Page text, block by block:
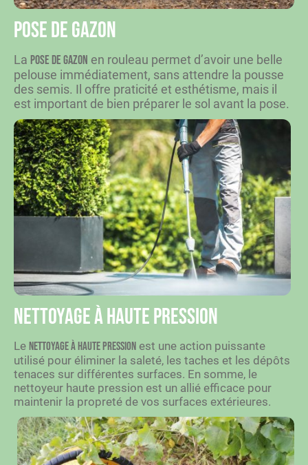
Pose de gazon
La pose de gazon en rouleau permet d’avoir une belle
pelouse immédiatement, sans attendre la pousse
des semis. Il offre praticité et esthétisme, mais il
est important de bien préparer le sol avant la pose.
Nettoyage à haute pression
Le nettoyage à haute pression est une action puissante
utilisé pour éliminer la saleté, les taches et les dépôts
tenaces sur différentes surfaces. En somme, le
nettoyeur haute pression est un allié efficace pour
maintenir la propreté de vos surfaces extérieures.